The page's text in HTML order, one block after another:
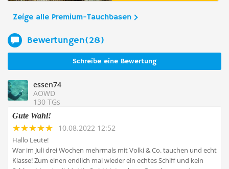
Zeige alle Premium-Tauchbasen
Bewertungen(28)
Schreibe eine Bewertung
essen74
AOWD
130 TGs
Gute Wahl!
10.08.2022 12:52
Hallo Leute!
War im Juli drei Wochen mehrmals mit Volki & Co. tauchen und echt
Klasse! Zum einen endlich mal wieder ein echtes Schiff und kein